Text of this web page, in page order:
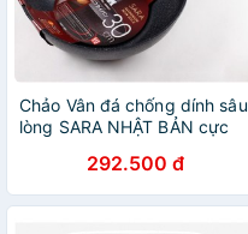
Chảo Vân đá chống dính sâu
lòng SARA NHẬT BẢN cực
292.500 đ